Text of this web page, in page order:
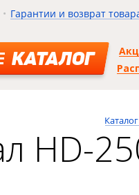
Гарантии и возврат
КАТАЛОГ
Каталог
HD-